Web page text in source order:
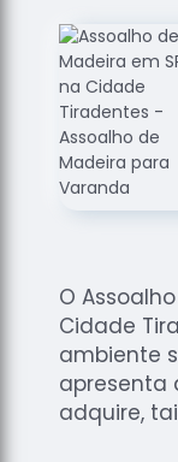
de Madeira
Loja de
Assoalhos
Raspagem
de
Assoalhos
Raspagem
de Tacos
de
Madeiras
Raspagens
O
Cidade
ambiente
apresenta
adquire,